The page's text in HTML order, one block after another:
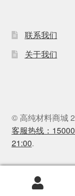
联系我们
关于我们
© 高纯材料商城
客服热线：
21:00.
Products